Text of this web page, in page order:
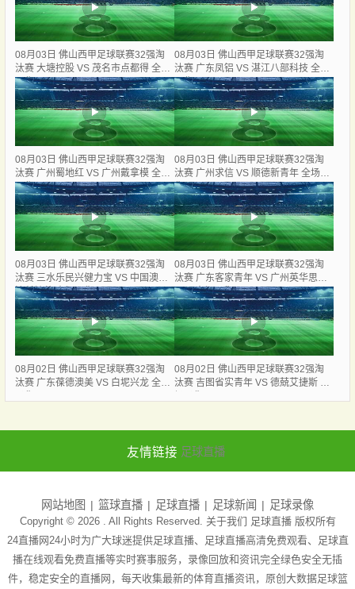
08月03日 佛山西甲足球联赛32强淘
汰赛 大塘控股 VS 茂名市点都得 全场
录像
08月03日 佛山西甲足球联赛32强淘
汰赛 广东凤铝 VS 湛江八部科技 全场
录像
08月03日 佛山西甲足球联赛32强淘
汰赛 广州蜀地红 VS 广州戴拿模 全场
录像
08月03日 佛山西甲足球联赛32强淘
汰赛 广州求信 VS 顺德新青年 全场录
像
08月03日 佛山西甲足球联赛32强淘
汰赛 三水乐民兴健力宝 VS 中国澳门
澳科精英 全场录像
08月03日 佛山西甲足球联赛32强淘
汰赛 广东客家青年 VS 广州英华思力
U17 全场录像
08月02日 佛山西甲足球联赛32强淘
汰赛 广东葆德澳美 VS 白坭兴龙 全场
08月02日 佛山西甲足球联赛32强淘
汰赛 吉图省实青年 VS 德兢艾捷斯 全
友情链接 足球直播
网站地图 篮球直播 足球直播 足球新闻 足球录像
Copyright © 2026 . All Rights Reserved. 关于我们 足球直播版权所有
24直播网24小时为广大球迷提供足球直播、足球直播高清免费观看、足球直
播在线观看免费直播等实时赛事服务，录像回放和资讯完全绿色安全无插
件，稳定安全的直播网，每天收集最新的体育直播资讯，原创大数据足球篮